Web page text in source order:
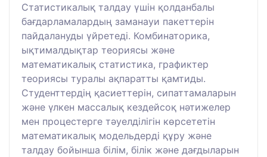
Статистикалық талдау үшін қолданбалы
бағдарламалардың заманауи пакеттерін
пайдалануды үйретеді. Комбинаторика,
ықтималдықтар теориясы және
математикалық статистика, графиктер
теориясы туралы ақпаратты қамтиды.
Студенттердің қасиеттерін, сипаттамаларын
және үлкен массалық кездейсоқ нәтижелер
мен процестерге тәуелділігін көрсететін
математикалық модельдерді құру және
талдау бойынша білім, білік және дағдыларын